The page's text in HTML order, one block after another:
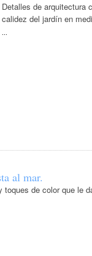
Detalles de arquitectura
calidez del jardín en
...
al mar.
de color que le